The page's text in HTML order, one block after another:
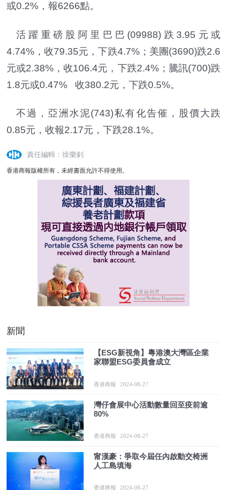
或0.2%，報6266點。
活躍重磅股阿里巴巴(09988)跌3.95元或
4.74%，收79.35元，下跌4.7%；美團(3690)跌2.6
元或2.38%，收106.4元，下跌2.4%；騰訊(700)跌
1.8元或0.47% 收380.2元，下跌0.5%。
不過，亞洲水泥(743)私有化告催，股價大跌
0.85元，收報2.17元，下跌28.1%。
責任編輯：徐樂釗
香港商報版權所有，未經書面允許不得使用。
新聞
【ESG新視角】粵港澳大灣區企業
家聯盟ESG委員會成立
香港商報 2024-08-27
灣仔會展中心活動數量回至疫前逾
80%
香港商報 2024-08-27
甯漢豪：爭取今屆任內啟動交椅洲
人工島填海
香港商報 2024-08-27